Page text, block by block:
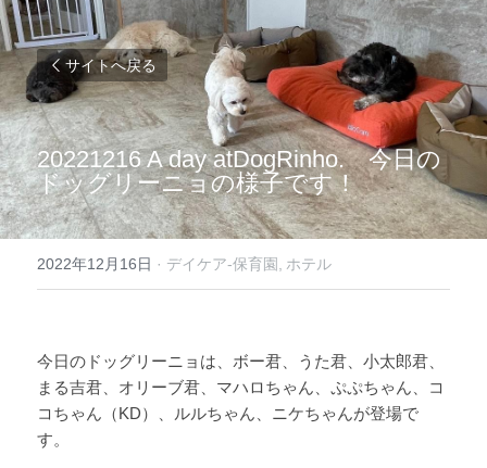
サイトへ戻る
20221216 A day atDogRinho.　今日の
ドッグリーニョの様子です！
2022年12月16日 · デイケア-保育園, ホテル
今日のドッグリーニョは、ボー君、うた君、小太郎君、
まる吉君、オリーブ君、マハロちゃん、ぷぷちゃん、コ
コちゃん（KD）、ルルちゃん、ニケちゃんが登場で
す。